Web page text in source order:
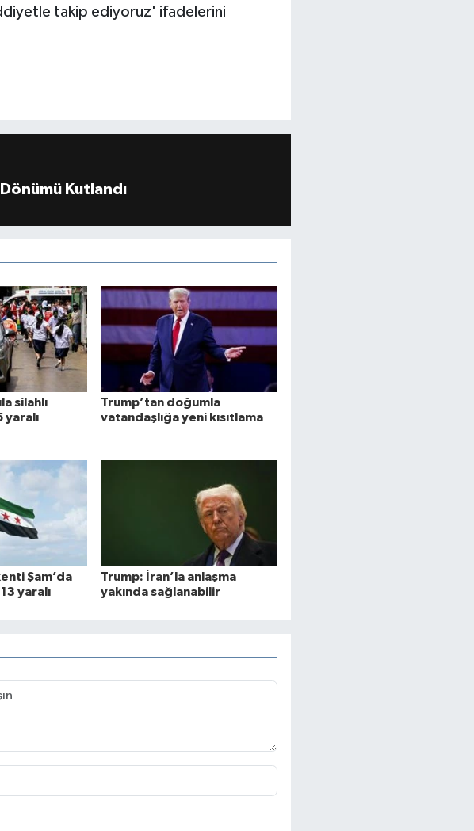
takip ediyoruz' ifadelerini
Kutlandı
silahlı
yaralı
Trump’tan doğumla
vatandaşlığa yeni kısıtlama
Şam’da
yaralı
Trump: İran’la anlaşma
yakında sağlanabilir